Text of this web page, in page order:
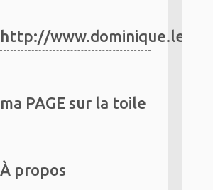
http://
ma PAGE sur la toile
À propos